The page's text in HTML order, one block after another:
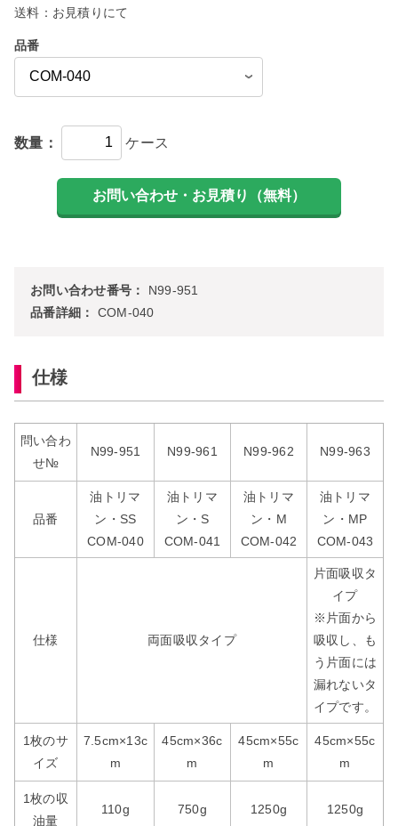
送料： お見積りにて
品番
数量： ケース
お問い合わせ番号：
N99-951
品番詳細：
COM-040
仕様
問い合わ
せ№
N99-951 N99-961 N99-962 N99-963
品番
油トリマ
ン・SS
COM-040
油トリマ
ン・S
COM-041
油トリマ
ン・M
COM-042
油トリマ
ン・MP
COM-043
仕様 両面吸収タイプ
片面吸収タ
イプ
※片面から
吸収し、も
う片面には
漏れないタ
イプです。
1枚のサ
イズ
7.5cm×13c
m
45cm×36c
m
45cm×55c
m
45cm×55c
m
1枚の収
油量
110g 750g 1250g 1250g